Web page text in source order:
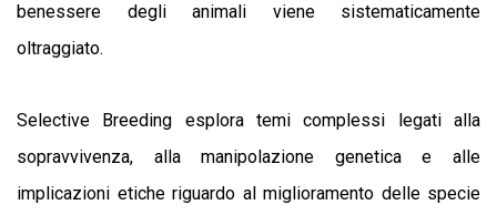
benessere degli animali viene sistematicamente
oltraggiato.
Selective Breeding esplora temi complessi legati alla
sopravvivenza, alla manipolazione genetica e alle
implicazioni etiche riguardo al miglioramento delle specie